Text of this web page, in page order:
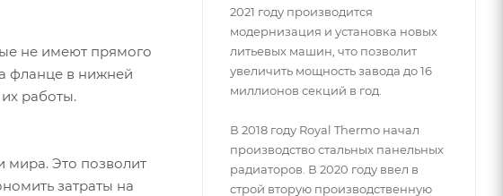
не имеют прямого
фланце в нижней
работы.
мира. Это позволит
затраты на
2021 году производится
модернизация и установка новых
литьевых машин, что позволит
увеличить мощность завода до 16
миллионов секций в год.
В 2018 году Royal Thermo начал
производство стальных панельных
радиаторов. В 2020 году ввел в
строй вторую производственную